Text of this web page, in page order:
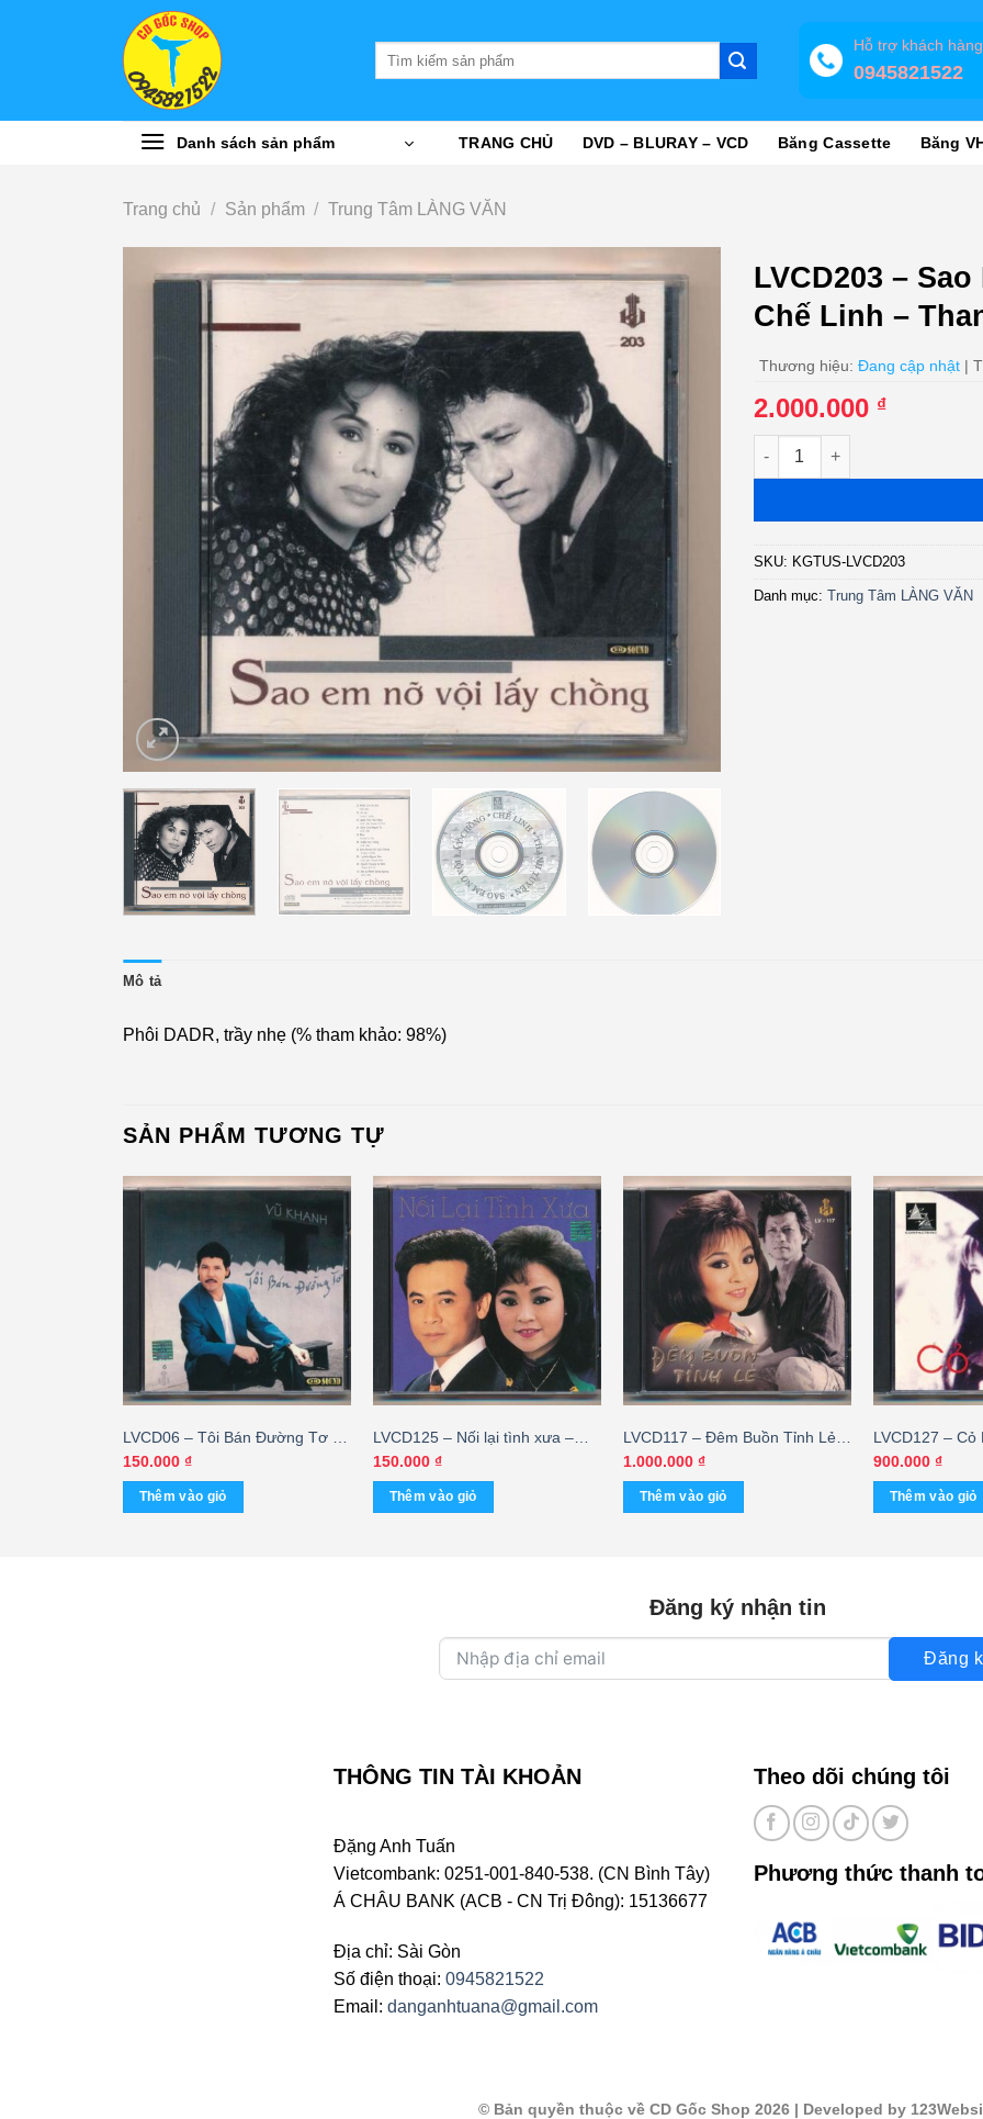
Hỗ trợ khách hàng
0945821522
Danh sách sản phẩm TRANG CHỦ DVD – BLURAY – VCD Băng Cassette Băng
Trang chủ / Sản phẩm / Trung Tâm LÀNG VĂN
LVCD203 –
Chế Linh –
Thương hiệu: Đang cập nhật |
2.000.000 ₫
LVCD203 - Sao Em Nở Vội
SKU: KGTUS-LVCD203
Danh mục: Trung Tâm LÀNG VĂN
Mô tả
Phôi DADR, trầy nhẹ (% tham khảo: 98%)
SẢN PHẨM TƯƠNG TỰ
LVCD06 – Tôi Bán Đường Tơ –
Vũ Khanh
150.000 ₫
Thêm vào giỏ
LVCD125 – Nối lại tình xưa –
Hương Lan – Thái Châu – Chế
Linh
150.000 ₫
Thêm vào giỏ
LVCD117 – Đêm Buồn Tỉnh Lẻ –
Chế Linh – Hương Lan
(ADC/CA) KGTUS
1.000.000 ₫
Thêm vào giỏ
LVCD127 – Cỏ
Hà (JVC-bìa
mép) KGHD
900.000 ₫
Thêm vào giỏ
Đăng ký nhận tin
Đăng
THÔNG TIN TÀI KHOẢN
Đặng Anh Tuấn
Vietcombank: 0251-001-840-538. (CN Bình Tây)
Á CHÂU BANK (ACB - CN Trị Đông): 15136677
Địa chỉ: Sài Gòn
Số điện thoại: 0945821522
Email: danganhtuana@gmail.com
Theo dõi chúng tôi
Phương thức thanh
© Bản quyền thuộc về CD Gốc Shop 2026| Developed by